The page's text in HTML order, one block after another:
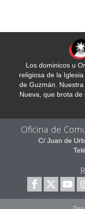
Los dominicos u
religiosa de la
de Guzmán.
Nueva, que brota
Oficina de
C/ Juan de